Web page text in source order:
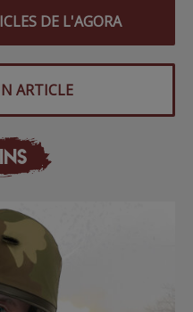
DE L'AGORA
ARTICLE